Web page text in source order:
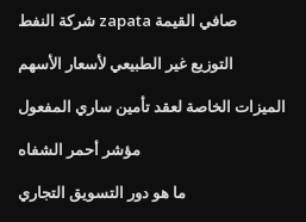
شركة النفط zapata صافي القيمة
التوزيع غير الطبيعي لأسعار الأسهم
الميزات الخاصة لعقد تأمين ساري المفعول
مؤشر أحمر الشفاه
ما هو دور التسويق التجاري